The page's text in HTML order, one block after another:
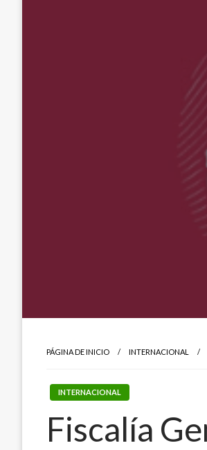
PÁGINA DE INICIO INTERNACIONAL
INTERNACIONAL
Fiscalía